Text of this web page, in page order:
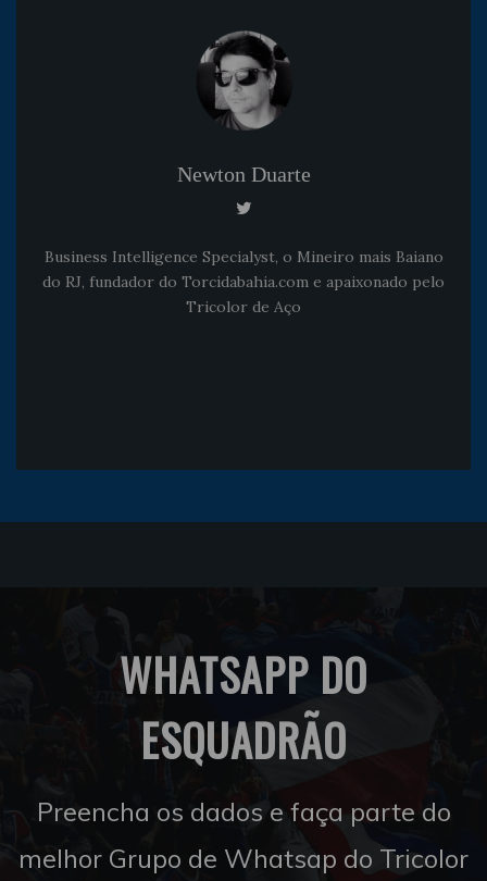
Newton Duarte
Business Intelligence Specialyst, o Mineiro mais Baiano
do RJ, fundador do Torcidabahia.com e apaixonado pelo
Tricolor de Aço
WHATSAPP DO
ESQUADRÃO
Preencha os dados e faça parte do
melhor Grupo de Whatsap do Tricolor